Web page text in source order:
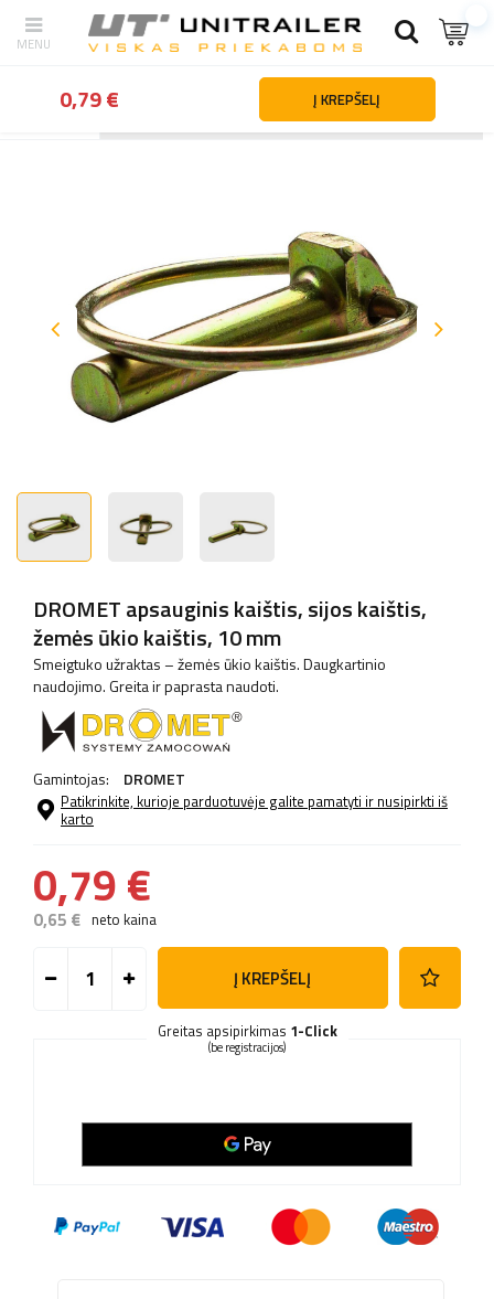
Automobilių dalys ir priedai Žemės ūkio priedai
DROMET apsauginis kaištis, sijos kaištis,
žemės ūkio kaištis, 10 mm
Smeigtuko užraktas – žemės ūkio kaištis. Daugkartinio
naudojimo. Greita ir paprasta naudoti.
Gamintojas: DROMET
Patikrinkite, kurioje parduotuvėje galite pamatyti ir nusipirkti iš
karto
0,79 €
0,65 € neto kaina
Į KREPŠELĮ
Greitas apsipirkimas 1-Click
(be registracijos)
0,79 € Į KREPŠELĮ